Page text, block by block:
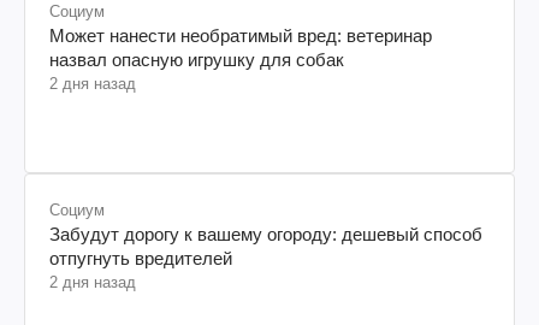
Социум
Может нанести необратимый вред: ветеринар
назвал опасную игрушку для собак
2 дня назад
Социум
Забудут дорогу к вашему огороду: дешевый способ
отпугнуть вредителей
2 дня назад